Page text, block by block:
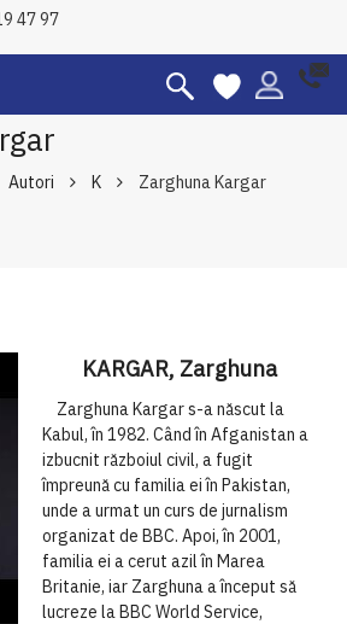
47 97
Autori K Zarghuna Kargar
KARGAR, Zarghuna
Zarghuna Kargar s-a născut la
Kabul, în 1982. Când în Afganistan a
izbucnit războiul civil, a fugit
împreună cu familia ei în Pakistan,
unde a urmat un curs de jurnalism
organizat de BBC. Apoi, în 2001,
familia ei a cerut azil în Marea
Britanie, iar Zarghuna a început să
lucreze la BBC World Service,